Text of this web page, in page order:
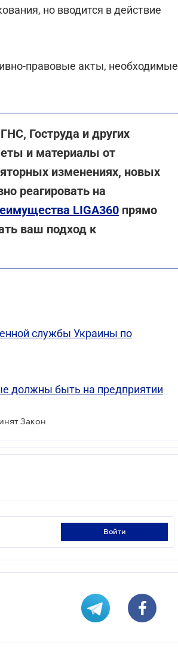
но вводится в действие
правовые акты, необходимые
Гоструда и других
и материалы от
изменениях, новых
реагировать на
LIGA360 прямо
ваш подход к
службы Украины по
должны быть на предприятии
Закон
войти